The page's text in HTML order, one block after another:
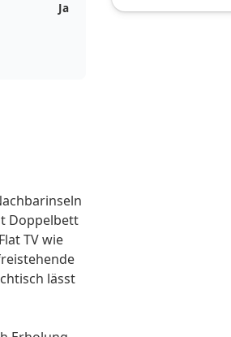
Ja
Doppelbett
TV wie
lässt